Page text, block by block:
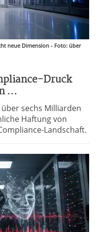
neue Dimension - Foto: über
Druck
...
über sechs Milliarden
Haftung von
Landschaft.